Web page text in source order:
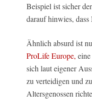
Beispiel ist sicher
darauf hinwies,
Ähnlich absurd ist
ProLife Europe,
sich laut eigener
zu verteidigen und
Altersgenossen